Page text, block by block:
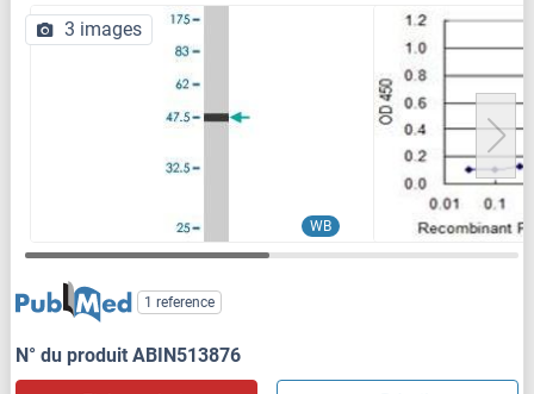
WB
3 images
1 reference
N° du produit ABIN513876